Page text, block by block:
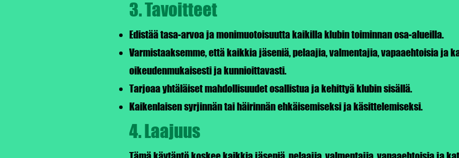
3. Tavoitteet
Edistää tasa-arvoa ja monimuotoisuutta kaikilla klubin toiminnan osa-alueilla.
Varmistaaksemme, että kaikkia jäseniä, pelaajia, valmentajia, vapaaehtoisia ja
oikeudenmukaisesti ja kunnioittavasti.
Tarjoaa yhtäläiset mahdollisuudet osallistua ja kehittyä klubin sisällä.
Kaikenlaisen syrjinnän tai häirinnän ehkäisemiseksi ja käsittelemiseksi.
4. Laajuus